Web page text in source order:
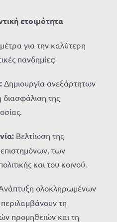
ετοιμότητα
για την καλύτερη
πανδημίες:
Δημιουργία ανεξάρτητων
της
Βελτίωση της
των
και του κοινού.
ολοκληρωμένων
τη
προμηθειών και τη